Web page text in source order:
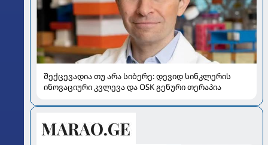
შექცევადია თუ არა სიბერე: დევიდ სინკლერის
ინოვაციური კვლევა და OSK გენური თერაპია